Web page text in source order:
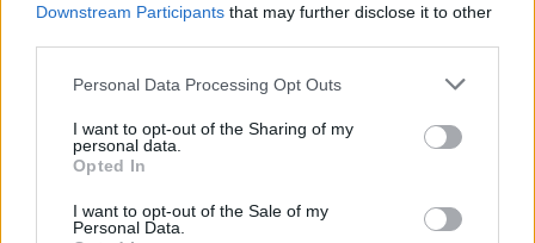
Downstream Participants that may further disclose it to other
Personal Data Processing Opt Outs
I want to opt-out of the Sharing of my
personal data.
Opted In
I want to opt-out of the Sale of my
Personal Data.